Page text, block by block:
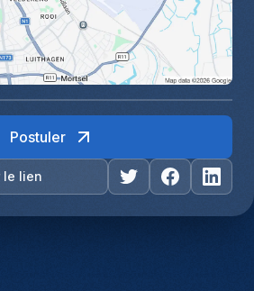
le lien
Postuler